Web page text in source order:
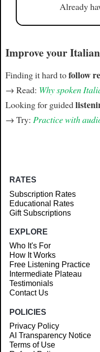
Already
Improve your
Finding it hard tofollow
→ Read: Why spoken
Looking for guided
→ Try: Practice with
RATES
Subscription Rates
Educational Rates
Gift Subscriptions
EXPLORE
Who It's For
How It Works
Free Listening Practice
Intermediate Plateau
Testimonials
Contact Us
POLICIES
Privacy Policy
AI Transparency Notice
Terms of Use